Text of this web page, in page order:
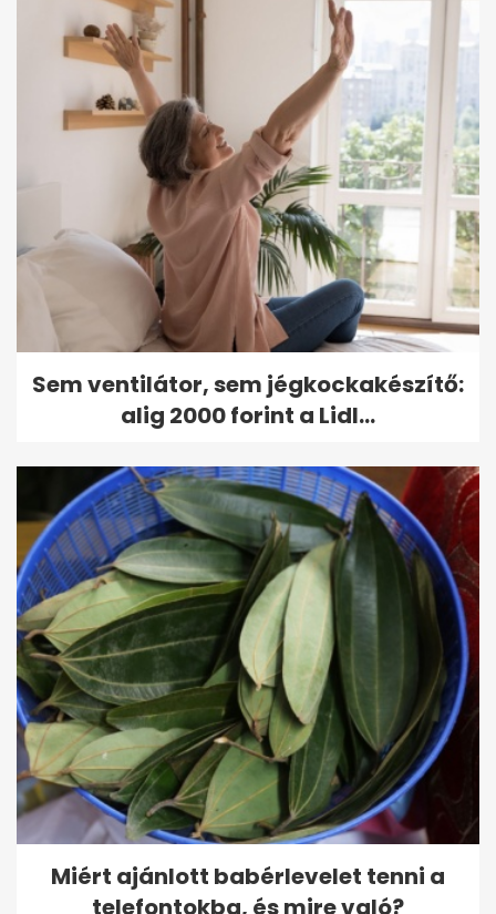
Sem ventilátor, sem jégkockakészítő:
alig 2000 forint a Lidl...
Miért ajánlott babérlevelet tenni a
telefontokba, és mire való?